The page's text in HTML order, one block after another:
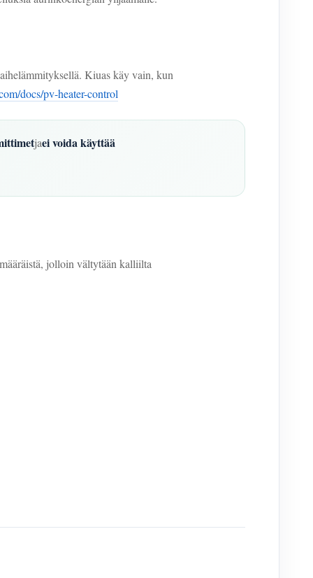
Kiuas käy vain, kun
docs/pv-heater-control
jaei voida käyttää
jolloin vältytään kalliilta